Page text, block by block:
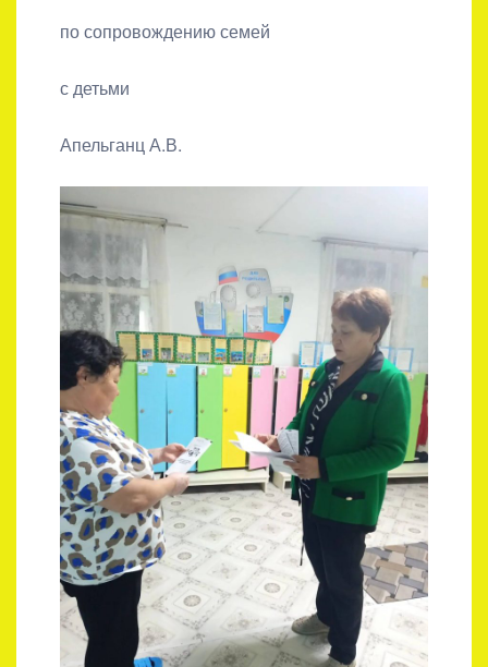
по сопровождению семей
с детьми
Апельганц А.В.